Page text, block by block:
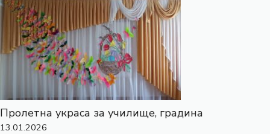
Пролетна украса за училище, градина
13.01.2026